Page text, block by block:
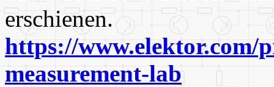
erschienen.
https://www.elektor.com/
measurement-lab